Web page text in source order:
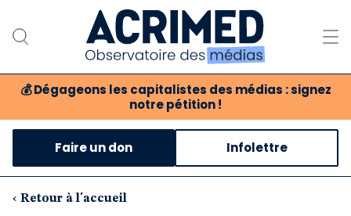
💰 Dégageons les capitalistes des médias : signez
notre pétition !
Notre association
Notre critique des médias
Nos propositions
Faire un don Infolettre
‹ Retour à l'accueil